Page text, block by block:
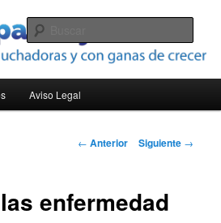
Aviso Legal
Navegación
← Anterior Siguiente →
enfermedad